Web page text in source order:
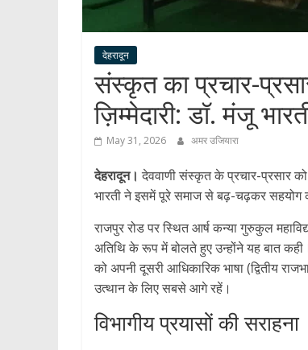
देहरादून
संस्कृत का प्रचार-
ज़िम्मेदारी: डॉ. मंजू
May 31, 2026 अमर उजियारा
देहरादून। देववाणी संस्कृत के प्रचार-प्रसार
भारती ने इसमें पूरे समाज से बढ़-चढ़कर सहयोग
राजपुर रोड पर स्थित आर्ष कन्या गुरुकुल
अतिथि के रूप में बोलते हुए उन्होंने यह बात
को अपनी दूसरी आधिकारिक भाषा (द्वितीय
उत्थान के लिए सबसे आगे रहें।
विभागीय प्रयासों की सराहना